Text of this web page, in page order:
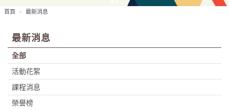
首頁 最新消息
最新消息
全部
活動花絮
課程消息
榮譽榜